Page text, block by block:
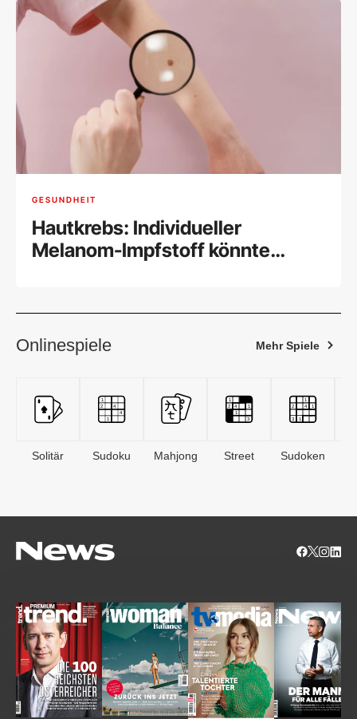
GESUNDHEIT
Hautkrebs: Individueller
Melanom-Impfstoff könnte
Onlinespiele Mehr Spiele
Solitär Sudoku Mahjong Street Sudoken